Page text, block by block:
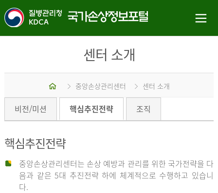
센터 소개
중앙손상관리센터 센터 소개
비전/미션 핵심추진전략 조직
핵심추진전략
중앙손상관리센터는 손상 예방과 관리를 위한 국가전략을 다
음과 같은 5대 추진전략 하에 체계적으로 수행하고 있습니
다.